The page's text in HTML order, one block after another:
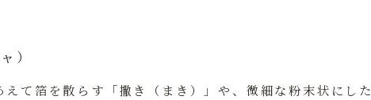
）
て箔を散らす「撒き（まき）」や、微細な粉末状にした